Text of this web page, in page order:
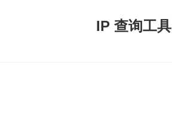
IP 查询工具